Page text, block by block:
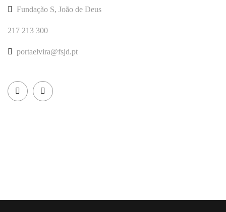
Fundação S, João de Deus
217 213 300
portaelvira@fsjd.pt